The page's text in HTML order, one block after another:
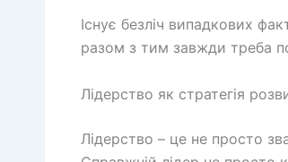
Існує безліч випадкових
разом з тим завжди треба
Лідерство як стратегія
Лідерство – це не просто